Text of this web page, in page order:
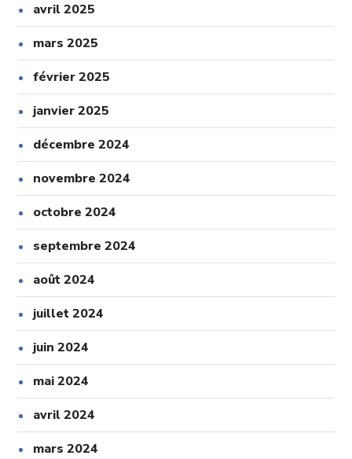
avril 2025
mars 2025
février 2025
janvier 2025
décembre 2024
novembre 2024
octobre 2024
septembre 2024
août 2024
juillet 2024
juin 2024
mai 2024
avril 2024
mars 2024